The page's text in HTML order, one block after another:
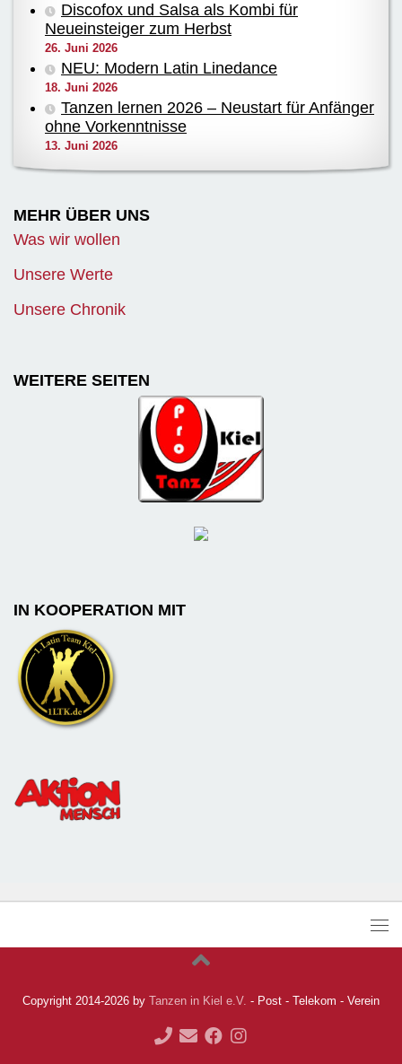
Discofox und Salsa als Kombi für
Neueinsteiger zum Herbst
26. Juni 2026
NEU: Modern Latin Linedance
18. Juni 2026
Tanzen lernen 2026 – Neustart für Anfänger
ohne Vorkenntnisse
13. Juni 2026
MEHR ÜBER UNS
Was wir wollen
Unsere Werte
Unsere Chronik
WEITERE SEITEN
IN KOOPERATION MIT
Copyright 2014-2026 by Tanzen in Kiel e.V. - Post - Telekom - Verein